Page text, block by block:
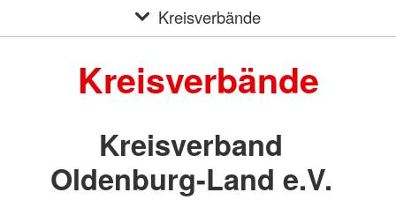
Kreisverbände
Kreisverbände
Kreisverband
Oldenburg-Land e.V.